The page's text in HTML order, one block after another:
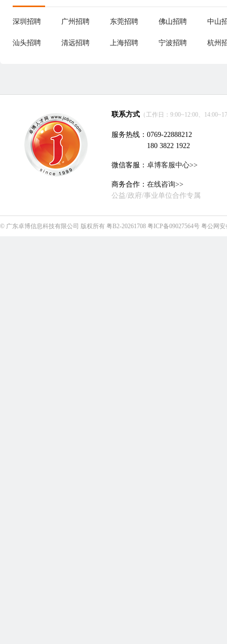
深圳招聘 广州招聘 东莞招聘 佛山招聘 中山
汕头招聘 清远招聘 上海招聘 宁波招聘 杭州
联系方式 （工作日：9:00~12:00、
服务热线：0769-22888212
180 3822 1922
微信客服： 卓博客服中心>>
商务合作： 在线咨询>>
公益/政府/事业单位合作专属
© 广东卓博信息科技有限公司 版权所有 粤B2-20261708 粤ICP备09027564号 粤公网安